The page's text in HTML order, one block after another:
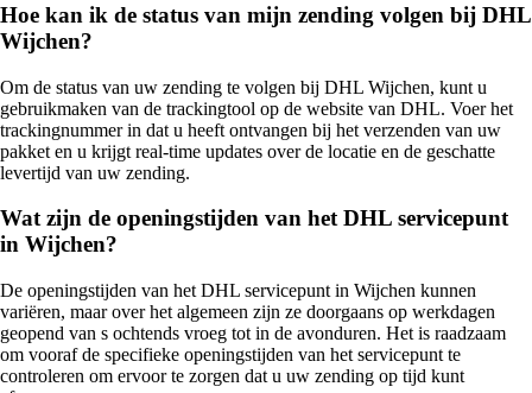
Hoe kan ik de status van mijn zending volgen bij DHL
Wijchen?
Om de status van uw zending te volgen bij DHL Wijchen, kunt u
gebruikmaken van de trackingtool op de website van DHL. Voer het
trackingnummer in dat u heeft ontvangen bij het verzenden van uw
pakket en u krijgt real-time updates over de locatie en de geschatte
levertijd van uw zending.
Wat zijn de openingstijden van het DHL servicepunt
in Wijchen?
De openingstijden van het DHL servicepunt in Wijchen kunnen
variëren, maar over het algemeen zijn ze doorgaans op werkdagen
geopend van s ochtends vroeg tot in de avonduren. Het is raadzaam
om vooraf de specifieke openingstijden van het servicepunt te
controleren om ervoor te zorgen dat u uw zending op tijd kunt